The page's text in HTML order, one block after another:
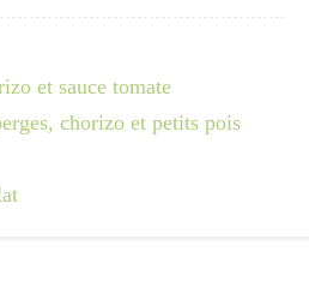
et sauce tomate
chorizo et petits pois